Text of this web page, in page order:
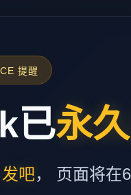
提醒
已永
吧， 页面将在